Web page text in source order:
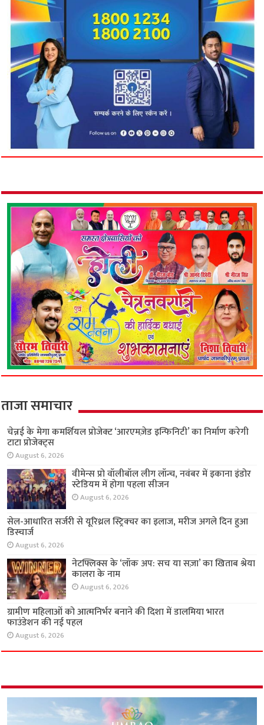
ताजा समाचार
चेन्नई के मेगा कमर्शियल प्रोजेक्ट ‘आरएमज़ेड इन्फिनिटी’
वीमेन्स प्रो वॉलीबॉल लीग लॉन्च, नवंबर में इकाना इंडोर
स्टेडियम में होगा पहला सीजन
August 6, 2026
सेल-आधारित सर्जरी से यूरिथ्रल स्ट्रिक्चर का इलाज,
नेटफ्लिक्स के ‘लॉक अप: सच या सज़ा’ का खिताब श्रेया
कालरा के नाम
ग्रामीण महिलाओं को आत्मनिर्भर बनाने की दिशा में